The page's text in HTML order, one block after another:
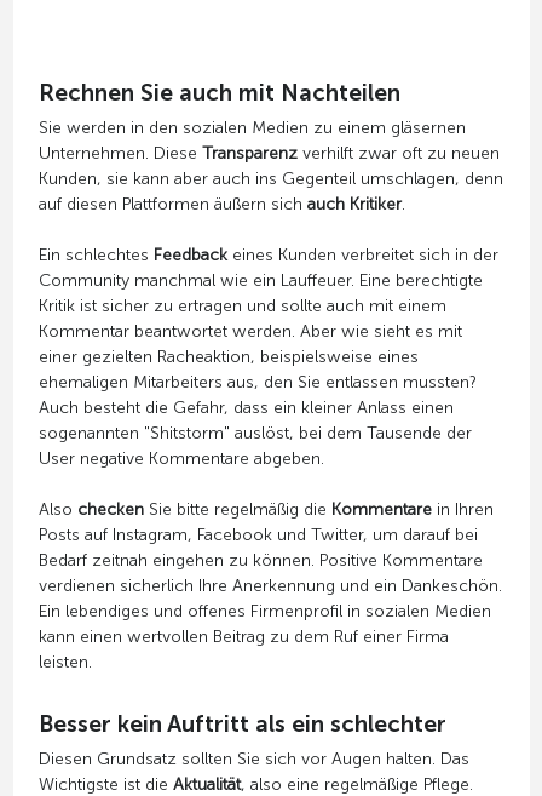
Rechnen Sie auch mit Nachteilen
Sie werden in den sozialen Medien zu einem gläsernen
Unternehmen. Diese Transparenzverhilft zwar oft zu neuen
Kunden, sie kann aber auch ins Gegenteil umschlagen, denn
auf diesen Plattformen äußern sich auch Kritiker.
Ein schlechtes Feedbackeines Kunden verbreitet sich in der
Community manchmal wie ein Lauffeuer. Eine berechtigte
Kritik ist sicher zu ertragen und sollte auch mit einem
Kommentar beantwortet werden. Aber wie sieht es mit
einer gezielten Racheaktion, beispielsweise eines
ehemaligen Mitarbeiters aus, den Sie entlassen mussten?
Auch besteht die Gefahr, dass ein kleiner Anlass einen
sogenannten "Shitstorm" auslöst, bei dem Tausende der
User negative Kommentare abgeben.
Also checkenSie bitte regelmäßig die Kommentarein Ihren
Posts auf Instagram, Facebook und Twitter, um darauf bei
Bedarf zeitnah eingehen zu können. Positive Kommentare
verdienen sicherlich Ihre Anerkennung und ein Dankeschön.
Ein lebendiges und offenes Firmenprofil in sozialen Medien
kann einen wertvollen Beitrag zu dem Ruf einer Firma
leisten.
Besser kein Auftritt als ein schlechter
Diesen Grundsatz sollten Sie sich vor Augen halten. Das
Wichtigste ist die Aktualität, also eine regelmäßige Pflege.